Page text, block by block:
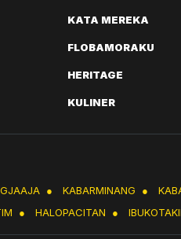
KATA MEREKA
FLOBAMORAKU
HERITAGE
KULINER
● KABARMINANG ●
● HALOPACITAN ●